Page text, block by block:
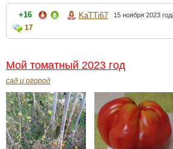
+16 KaTTi67 15 ноября 2023
17
Мой томатный 2023 год
сад и огород